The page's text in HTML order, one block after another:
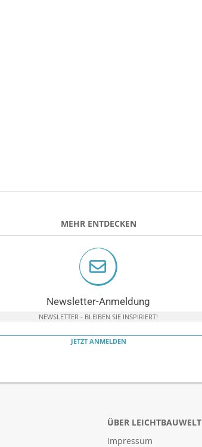
MEHR ENTDECKEN
Newsletter-Anmeldung
NEWSLETTER - BLEIBEN SIE INSPIRIERT!
JETZT ANMELDEN
ÜBER LEICHTBAUWELT
Impressum